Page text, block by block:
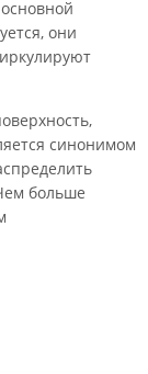
они
синонимом
больше